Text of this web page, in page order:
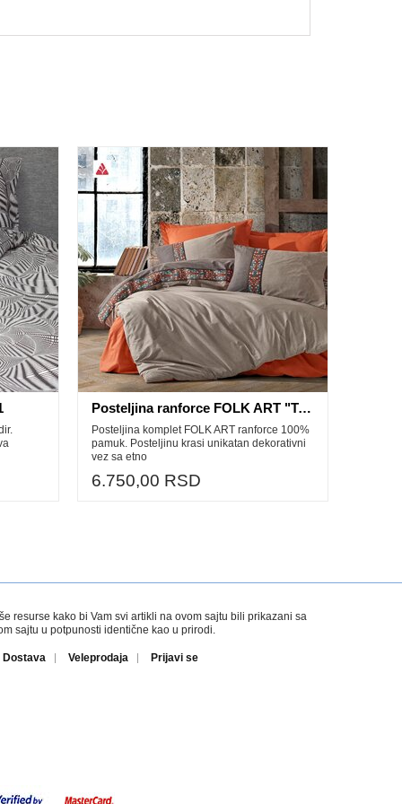
Posteljina ranforce FOLK ART "TARCIN"
Posteljina komplet FOLK ART ranforce 100%
pamuk. Posteljinu krasi unikatan dekorativni
vez sa etno
6.750,00 RSD
resurse kako bi Vam svi artikli na ovom sajtu bili prikazani sa
sajtu u potpunosti identične kao u prirodi.
Dostava Veleprodaja Prijavi se